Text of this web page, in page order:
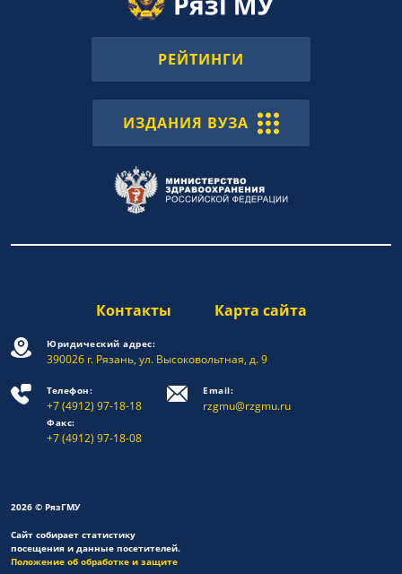
РЕЙТИНГИ
ИЗДАНИЯ ВУЗА
Контакты Карта сайта
Юридический адрес:
390026 г. Рязань, ул. Высоковольтная, д. 9
Телефон:
+7 (4912) 97-18-18
Факс:
+7 (4912) 97-18-08
Email:
rzgmu@rzgmu.ru
2026 © РязГМУ
Сайт собирает статистику
посещения и данные посетителей.
Положение об обработке и защите